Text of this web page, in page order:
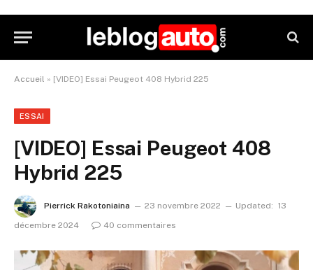
Accueil » [VIDEO] Essai Peugeot 408 Hybrid 225
ESSAI
[VIDEO] Essai Peugeot 408
Hybrid 225
Pierrick Rakotoniaina 23 novembre 2022 Updated: 13
décembre 2024
40 commentaires